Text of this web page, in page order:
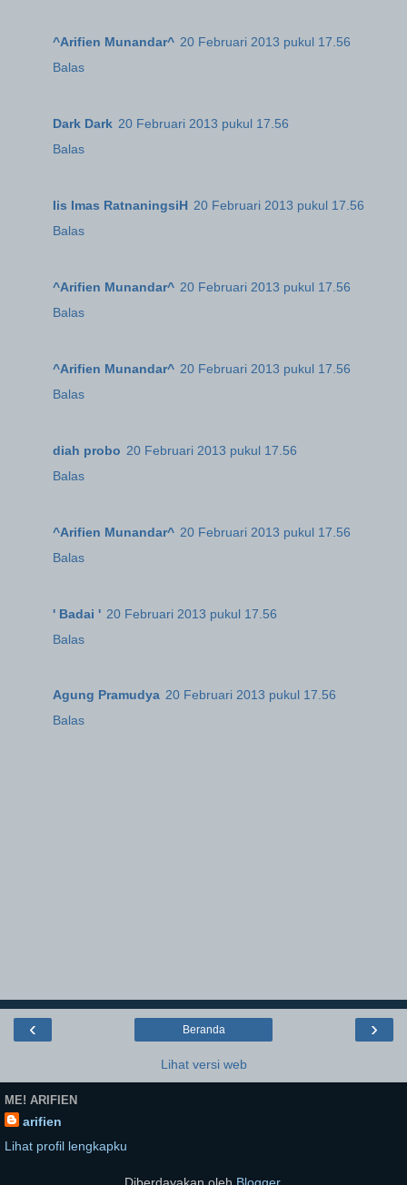
^Arifien Munandar^ 20 Februari 2013 pukul 17.56
Balas
Dark Dark 20 Februari 2013 pukul 17.56
Balas
Iis Imas RatnaningsiH 20 Februari 2013 pukul 17.56
Balas
^Arifien Munandar^ 20 Februari 2013 pukul 17.56
Balas
^Arifien Munandar^ 20 Februari 2013 pukul 17.56
Balas
diah probo 20 Februari 2013 pukul 17.56
Balas
^Arifien Munandar^ 20 Februari 2013 pukul 17.56
Balas
' Badai ' 20 Februari 2013 pukul 17.56
Balas
Agung Pramudya 20 Februari 2013 pukul 17.56
Balas
‹ ›
Beranda
Lihat versi web
ME! ARIFIEN
arifien
Lihat profil lengkapku